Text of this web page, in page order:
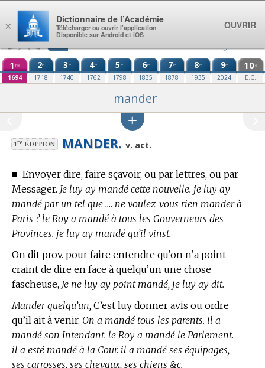
Aller au contenu
1 re
1694
2e
1718
3e
1740
4e
1762
5e
1798
6e
1835
7e
1878
8e
1935
9e
2024
10e
E.C.
mander
1reÉDITION MANDER. v. act.
■ Envoyer dire, faire sçavoir, ou par lettres, ou par
Messager. Je luy ay mandé cette nouvelle. je luy ay
mandé par un tel que .... ne voulez-vous rien mander à
Paris ? le Roy a mandé à tous les Gouverneurs des
Provinces. je luy ay mandé qu’il vinst.
On dit prov. pour faire entendre qu’on n’a point
craint de dire en face à quelqu’un une chose
fascheuse, Je ne luy ay point mandé, je luy ay dit.
Mander quelqu’un, C’est luy donner avis ou ordre
qu’il ait à venir. On a mandé tous les parents. il a
mandé son Intendant. le Roy a mandé le Parlement.
il a esté mandé à la Cour. il a mandé ses équipages,
ses carrosses, ses chevaux, ses chiens &c.
×
Dictionnaire de l’Académie
Télécharger ou ouvrir l’application
Disponible sur Android et iOS
OUVRIR